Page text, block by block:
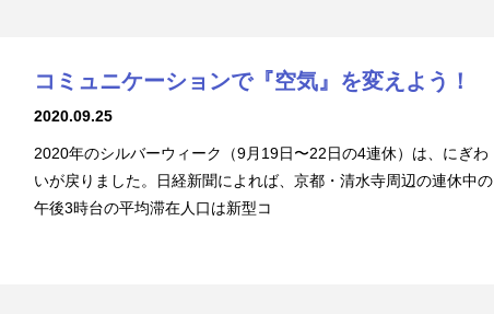
コミュニケーションで『空気』を変えよう！
2020.09.25
2020年のシルバーウィーク（9月19日〜22日の4連休）は、にぎわ
いが戻りました。日経新聞によれば、京都・清水寺周辺の連休中の
午後3時台の平均滞在人口は新型コ